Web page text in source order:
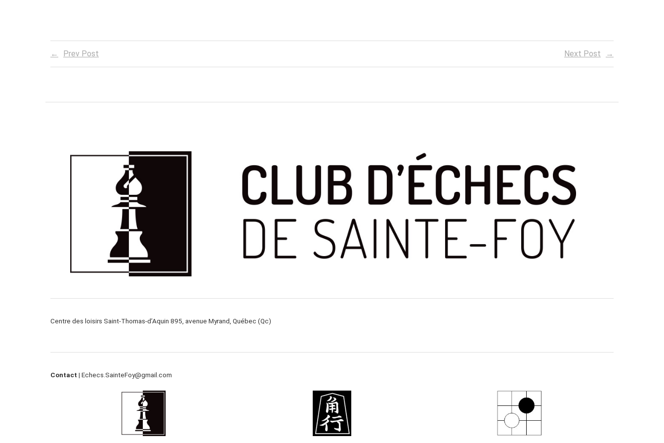
Prev Post Next Post
Centre des loisirs Saint-Thomas-d’Aquin 895, avenue Myrand, Québec (Qc)
Contact | Echecs.SainteFoy@gmail.com